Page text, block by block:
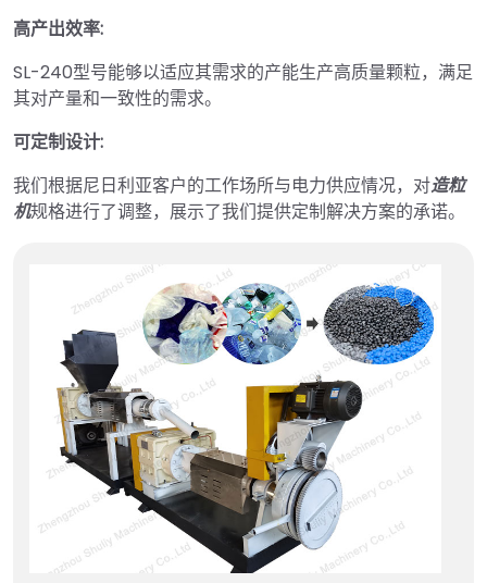
高产出效率:
SL-240型号能够以适应其需求的产能生产高质量颗粒，满足
其对产量和一致性的需求。
可定制设计:
我们根据尼日利亚客户的工作场所与电力供应情况，对造粒
机规格进行了调整，展示了我们提供定制解决方案的承诺。